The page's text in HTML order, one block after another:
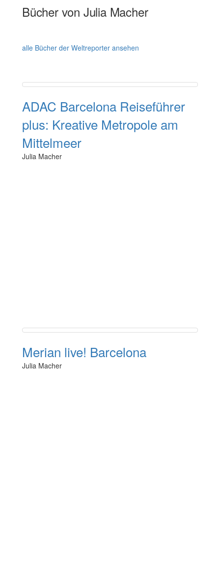
Bücher von Julia Macher
alle Bücher der Weltreporter ansehen
ADAC Barcelona Reiseführer
plus: Kreative Metropole am
Mittelmeer
Julia Macher
Merian live! Barcelona
Julia Macher